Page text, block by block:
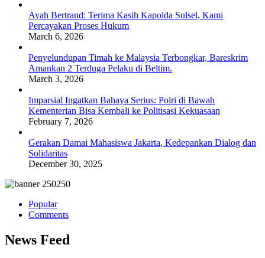
Ayah Bertrand: Terima Kasih Kapolda Sulsel, Kami
Percayakan Proses Hukum
March 6, 2026
Penyelundupan Timah ke Malaysia Terbongkar, Bareskrim
Amankan 2 Terduga Pelaku di Beltim.
March 3, 2026
Imparsial Ingatkan Bahaya Serius: Polri di Bawah
Kementerian Bisa Kembali ke Politisasi Kekuasaan
February 7, 2026
Gerakan Damai Mahasiswa Jakarta, Kedepankan Dialog dan
Solidaritas
December 30, 2025
Popular
Comments
News Feed